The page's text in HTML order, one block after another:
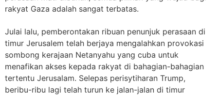
rakyat Gaza adalah sangat terbatas.
Julai lalu, pemberontakan ribuan penunjuk perasaan di
timur Jerusalem telah berjaya mengalahkan provokasi
sombong kerajaan Netanyahu yang cuba untuk
menafikan akses kepada rakyat di bahagian-bahagian
tertentu Jerusalam. Selepas perisytiharan Trump,
beribu-ribu lagi telah turun ke jalan-jalan di timur